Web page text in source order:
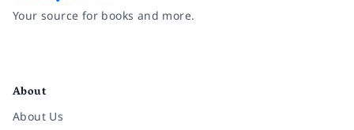
Your source for books and more.
About
About Us